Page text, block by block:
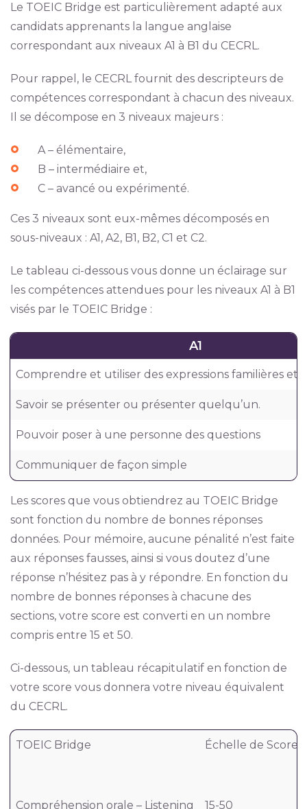
Le TOEIC Bridge est particulièrement adapté aux
candidats apprenants la langue anglaise
correspondant aux niveaux A1 à B1 du CECRL.
Pour rappel, le CECRL fournit des descripteurs de
compétences correspondant à chacun des niveaux.
Il se décompose en 3 niveaux majeurs :
A – élémentaire,
B – intermédiaire et,
C – avancé ou expérimenté.
Ces 3 niveaux sont eux-mêmes décomposés en
sous-niveaux : A1, A2, B1, B2, C1 et C2.
Le tableau ci-dessous vous donne un éclairage sur
les compétences attendues pour les niveaux A1 à B1
visés par le TOEIC Bridge :
A1
Comprendre et utiliser des expressions familières et
Savoir se présenter ou présenter quelqu’un.
Pouvoir poser à une personne des questions
Communiquer de façon simple
Les scores que vous obtiendrez au TOEIC Bridge
sont fonction du nombre de bonnes réponses
données. Pour mémoire, aucune pénalité n’est faite
aux réponses fausses, ainsi si vous doutez d’une
réponse n’hésitez pas à y répondre. En fonction du
nombre de bonnes réponses à chacune des
sections, votre score est converti en un nombre
compris entre 15 et 50.
Ci-dessous, un tableau récapitulatif en fonction de
votre score vous donnera votre niveau équivalent
du CECRL.
TOEIC Bridge Échelle de Score
Compréhension orale – Listening 15-50